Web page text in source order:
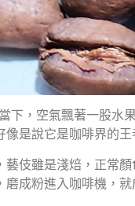
下，空氣飄著一股水
像是說它是咖啡界的王
藝伎雖是淺焙，正常
磨成粉進入咖啡機，